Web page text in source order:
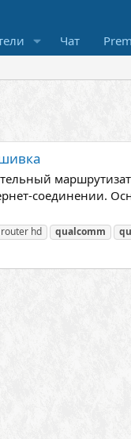
Чат
соединении.
hd qualcomm